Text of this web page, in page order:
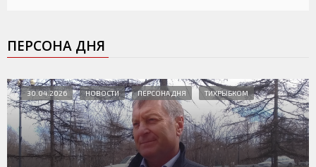
ПЕРСОНА ДНЯ
30.04.2026 НОВОСТИ ПЕРСОНА ДНЯ ТИХРЫБКОМ